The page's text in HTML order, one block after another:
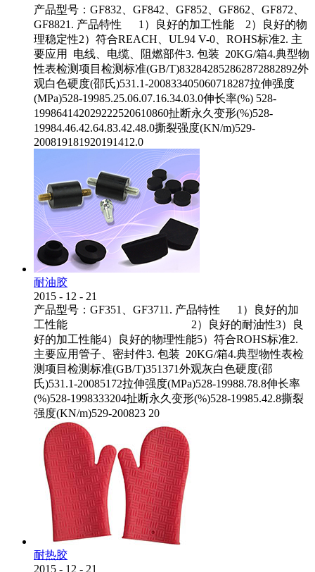
产品型号：GF832、GF842、GF852、GF862、GF872、
GF8821. 产品特性 1）良好的加工性能 2）良好的物
理稳定性2）符合REACH、UL94 V-0、ROHS标准2. 主
要应用 电线、电缆、阻燃部件3. 包装 20KG/箱4.典型物
性表检测项目检测标准(GB/T)832842852862872882892外
观白色硬度(邵氏)531.1-200833405060718287拉伸强度
(MPa)528-19985.25.06.07.16.34.03.0伸长率(%) 528-
199864142029222520610860扯断永久变形(%)528-
19984.46.42.64.83.42.48.0撕裂强度(KN/m)529-
200819181920191412.0
耐油胶
2015 - 12 - 21
产品型号：GF351、GF3711. 产品特性 1）良好的加
工性能 2）良好的耐油性3）良
好的加工性能4）良好的物理性能5）符合ROHS标准2.
主要应用管子、密封件3. 包装 20KG/箱4.典型物性表检
测项目检测标准(GB/T)351371外观灰白色硬度(邵
氏)531.1-20085172拉伸强度(MPa)528-19988.78.8伸长率
(%)528-1998333204扯断永久变形(%)528-19985.42.8撕裂
强度(KN/m)529-200823 20
耐热胶
2015 - 12 - 21